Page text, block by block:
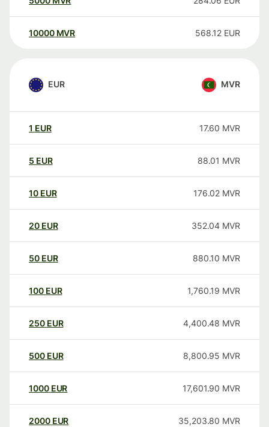
10000 MVR 568.12 EUR
EUR MVR
1 EUR 17.60 MVR
5 EUR 88.01 MVR
10 EUR 176.02 MVR
20 EUR 352.04 MVR
50 EUR 880.10 MVR
100 EUR 1,760.19 MVR
250 EUR 4,400.48 MVR
500 EUR 8,800.95 MVR
1000 EUR 17,601.90 MVR
2000 EUR 35,203.80 MVR